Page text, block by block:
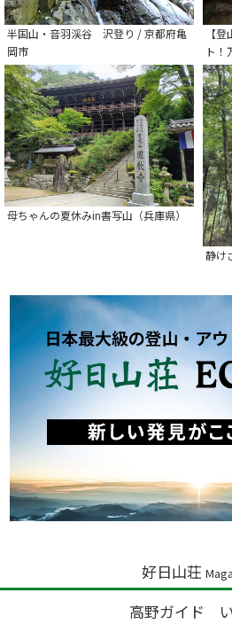
半国山・音羽渓谷 沢登り / 京都府亀
岡市
【
ト！
母ちゃんの夏休みin書写山（兵庫県）
静け
好日山荘
高野ガイド